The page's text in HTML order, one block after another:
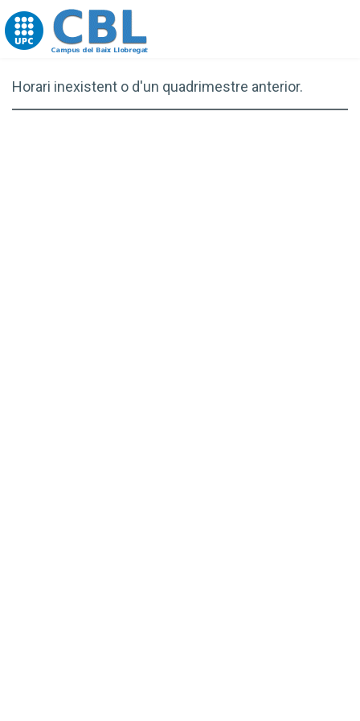
Go to upc.edu
Horari inexistent o d'un quadrimestre anterior.